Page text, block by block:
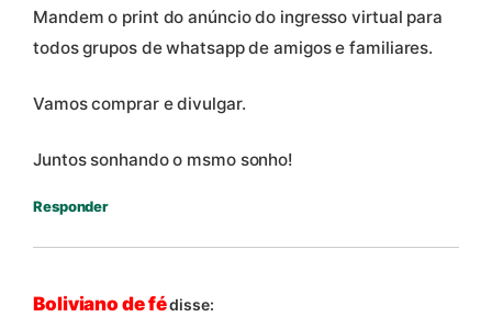
Mandem o print do anúncio do ingresso virtual para
todos grupos de whatsapp de amigos e familiares.
Vamos comprar e divulgar.
Juntos sonhando o msmo sonho!
Responder
Boliviano de fédisse: